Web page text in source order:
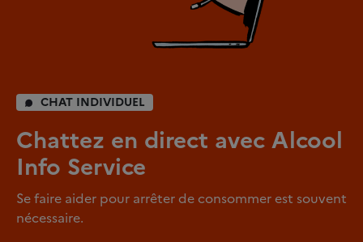
CHAT INDIVIDUEL
Chattez en direct avec Alcool
Info Service
Se faire aider pour arrêter de consommer est souvent
nécessaire.